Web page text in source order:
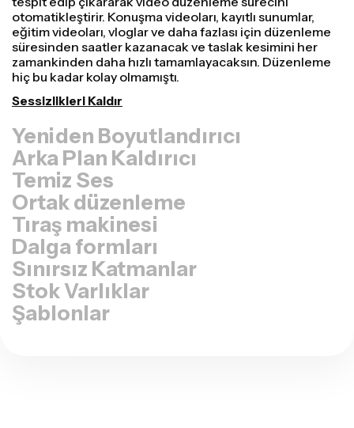
Videolarınızı daha hızlı yeniden kullanın ve Resize
Canvas özelliğimizle daha profesyonel görünmelerini
sağlayın! Sadece birkaç tıklamayla, tek bir videoyu alıp
TikTok, YouTube, Instagram, Twitter, Linkedin veya
başka bir platformun doğru boyutuna ayarlayabilirsiniz.
Video Boyutunu Değiştir
Arka Plan Kaldırıcı
Temiz Ses
Ortak düzenleme
Tıraş makinesi
Dalga formları
Sınırsız Katmanlar
Stok Varlıklar
Şablonlar